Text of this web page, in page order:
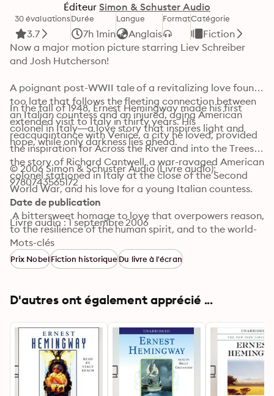
Éditeur Simon & Schuster Audio
30 évaluations
3.7
Durée
7h 1min
Langue
Anglais
FormatCatégorie
Fiction
Now a major motion picture starring Liev Schreiber
and Josh Hutcherson!
A poignant post-WWII tale of a revitalizing love found
too late that follows the fleeting connection between
an Italian countess and an injured, aging American
colonel in Italy—a love story that inspires light and
hope, while only darkness lies ahead.
In the fall of 1948, Ernest Hemingway made his first
extended visit to Italy in thirty years. His
reacquaintance with Venice, a city he loved, provided
the inspiration for Across the River and into the Trees,
the story of Richard Cantwell, a war-ravaged American
colonel stationed in Italy at the close of the Second
World War, and his love for a young Italian countess.
A bittersweet homage to love that overpowers reason,
to the resilience of the human spirit, and to the world-
weary beauty and majesty of Venice, Across the River
and into the Trees stands as Hemingway’s melanchoic
yet resolute statement of defiance in response to the
War.
© 2006 Simon & Schuster Audio (Livre audio):
9780743565172
Date de publication
Livre audio : 1 septembre 2006
Mots-clés
Prix NobelFiction historiqueDu livre à l'écran
D'autres ont également apprécié ...